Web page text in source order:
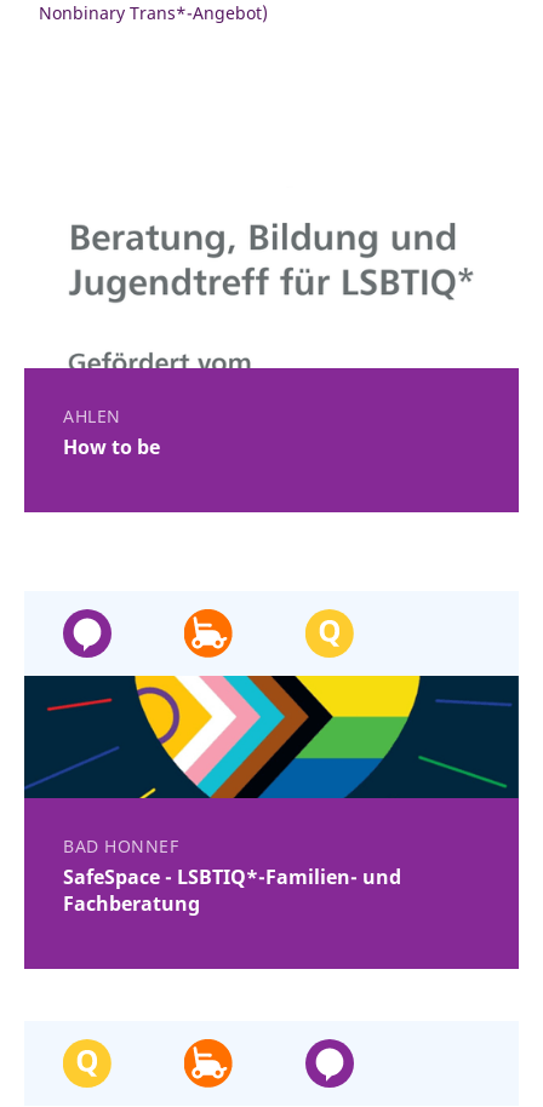
Nonbinary Trans*-Angebot)
AHLEN
How to be
BAD HONNEF
SafeSpace - LSBTIQ*-Familien- und
Fachberatung